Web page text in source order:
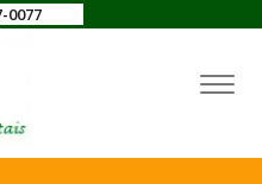
0077